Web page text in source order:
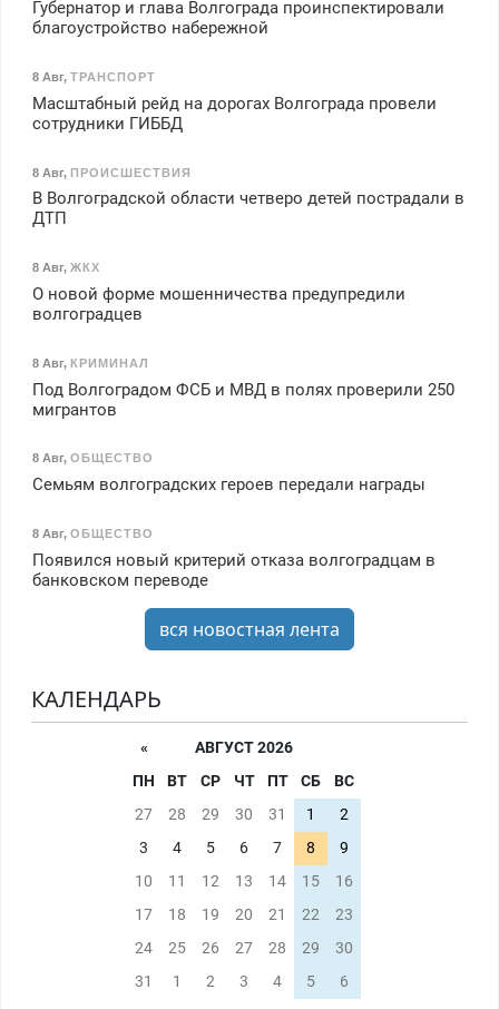
Губернатор и глава Волгограда проинспектировали
благоустройство набережной
8 Авг, ТРАНСПОРТ
Масштабный рейд на дорогах Волгограда провели
сотрудники ГИББД
8 Авг, ПРОИСШЕСТВИЯ
В Волгоградской области четверо детей пострадали в
ДТП
8 Авг, ЖКХ
О новой форме мошенничества предупредили
волгоградцев
8 Авг, КРИМИНАЛ
Под Волгоградом ФСБ и МВД в полях проверили 250
мигрантов
8 Авг, ОБЩЕСТВО
Семьям волгоградских героев передали награды
8 Авг, ОБЩЕСТВО
Появился новый критерий отказа волгоградцам в
банковском переводе
вся новостная лента
КАЛЕНДАРЬ
«
АВГУСТ 2026
ПН
ВТ СР ЧТ ПТ СБ
ВС
27
28 29 30 31 1
2
3
4 5 6 7 8
9
10
11 12 13 14 15
16
17
18 19 20 21 22
23
24
25 26 27 28 29
30
31
1 2 3 4 5 6